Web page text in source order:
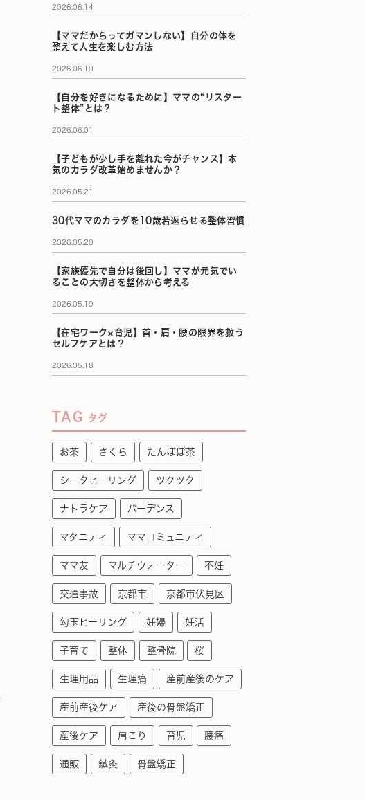
2026.06.14
【ママだからってガマンしない】自分の体を
整えて人生を楽しむ方法
2026.06.10
【自分を好きになるために】ママの“リスター
ト整体”とは？
2026.06.01
【子どもが少し手を離れた今がチャンス】本
気のカラダ改革始めませんか？
2026.05.21
30代ママのカラダを10歳若返らせる整体習慣
2026.05.20
【家族優先で自分は後回し】ママが元気でい
ることの大切さを整体から考える
2026.05.19
【在宅ワーク×育児】首・肩・腰の限界を救う
セルフケアとは？
2026.05.18
TAG タグ
お茶 さくら たんぽぽ茶
シータヒーリング ツクツク
ナトラケア バーデンス
マタニティ ママコミュニティ
ママ友 マルチウォーター 不妊
交通事故 京都市 京都市伏見区
勾玉ヒーリング 妊婦 妊活
子育て 整体 整骨院 桜
生理用品 生理痛 産前産後のケア
産前産後ケア 産後の骨盤矯正
産後ケア 肩こり 育児 腰痛
通販 鍼灸 骨盤矯正